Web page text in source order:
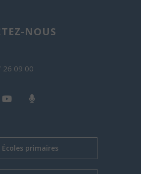
NOUS
26 09 00
Écoles primaires